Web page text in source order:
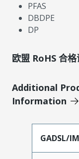
PFAS
DBDPE
DP
欧盟 RoHS 合格
Additional
Information
GADSL/